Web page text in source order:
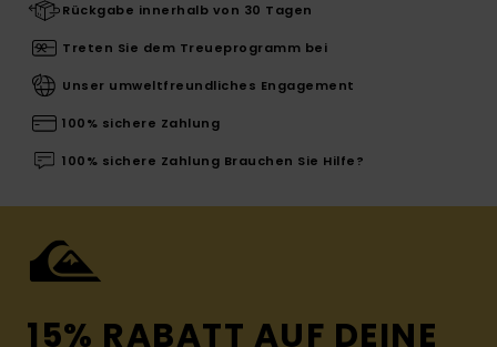
Rückgabe innerhalb von 30 Tagen
Treten Sie dem Treueprogramm bei
Unser umweltfreundliches Engagement
100% sichere Zahlung
100% sichere Zahlung Brauchen Sie Hilfe?
15% RABATT AUF DEINE